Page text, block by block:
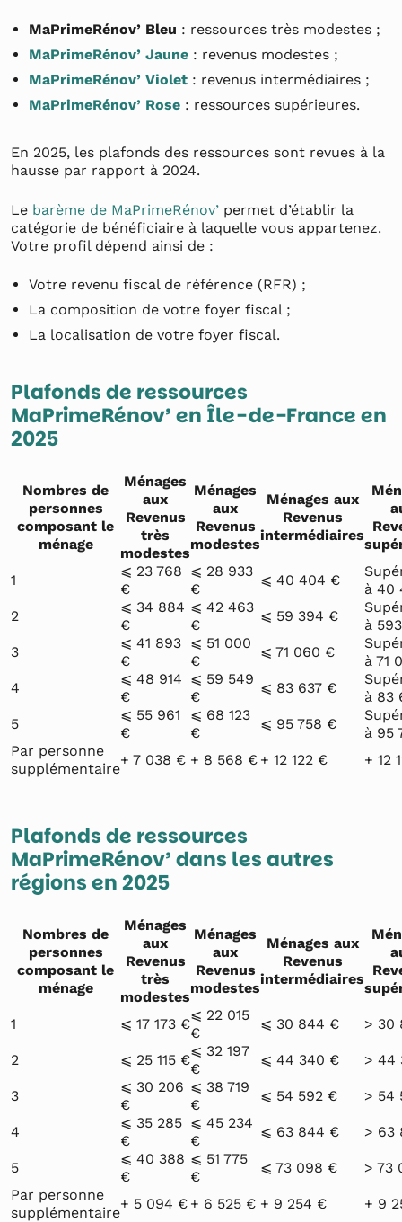
MaPrimeRénov’ Bleu : ressources très modestes ;
MaPrimeRénov’ Jaune : revenus modestes ;
MaPrimeRénov’ Violet : revenus intermédiaires ;
MaPrimeRénov’ Rose : ressources supérieures.
En 2025, les plafonds des ressources sont revues à la
hausse par rapport à 2024.
Le barème de MaPrimeRénov’ permet d’établir la
catégorie de bénéficiaire à laquelle vous appartenez.
Votre profil dépend ainsi de :
Votre revenu fiscal de référence (RFR) ;
La composition de votre foyer fiscal ;
La localisation de votre foyer fiscal.
Plafonds de ressources
MaPrimeRénov’ en Île-de-France en
2025
Nombres de
personnes
composant le
ménage
Ménages
aux
Revenus
très
modestes
Ménages
aux
Revenus
modestes
Ménages aux
Revenus
intermédiaires
1
⩽ 23 768
€
⩽ 28 933
€
⩽ 40 404 €
à 40
2
⩽ 34 884
€
⩽ 42 463
€
⩽ 59 394 €
à
3
⩽ 41 893
€
⩽ 51 000
€
⩽ 71 060 €
à 71
4
⩽ 48 914
€
⩽ 59 549
€
⩽ 83 637 €
à 83
5
⩽ 55 961
€
⩽ 68 123
€
⩽ 95 758 €
à 95
Par personne
supplémentaire
+ 7 038 € + 8 568 € + 12 122 € + 12
Plafonds de ressources
MaPrimeRénov’ dans les autres
régions en 2025
Nombres de
personnes
composant le
ménage
Ménages
aux
Revenus
très
modestes
Ménages
aux
Revenus
modestes
Ménages aux
Revenus
intermédiaires
1 ⩽ 17 173 €
⩽ 22 015
€
⩽ 30 844 € > 30
2 ⩽ 25 115 €
⩽ 32 197
€
⩽ 44 340 € > 44
3
⩽ 30 206
€
⩽ 38 719
€
⩽ 54 592 € > 54
4
⩽ 35 285
€
⩽ 45 234
€
⩽ 63 844 € > 63
5
⩽ 40 388
€
⩽ 51 775
€
⩽ 73 098 €
> 73
Par personne
supplémentaire
+ 5 094 € + 6 525 € + 9 254 € + 9